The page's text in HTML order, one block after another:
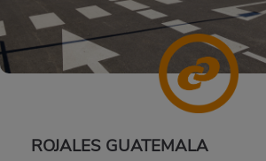
ROJALES GUATEMALA